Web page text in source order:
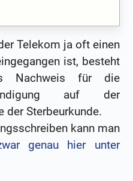
Telekom ja oft einen
ist, besteht
Nachweis für die
auf der
der Sterbeurkunde.
kann man
genau hier unter